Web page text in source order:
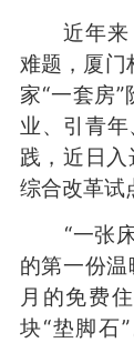
近年来，
难题，厦门
家“一套房
业、引青
践，近日
综合改革试
“一张床
的第一份
月的免费
块“垫脚石